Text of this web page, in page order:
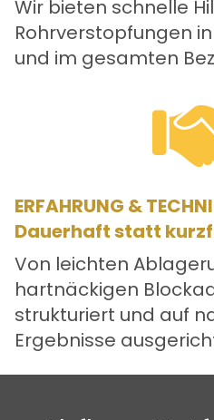
Wir bieten schnelle
Rohrverstopfungen
und im gesamten
ERFAHRUNG &
Dauerhaft statt
Von leichten
hartnäckigen
strukturiert und auf
Ergebnisse